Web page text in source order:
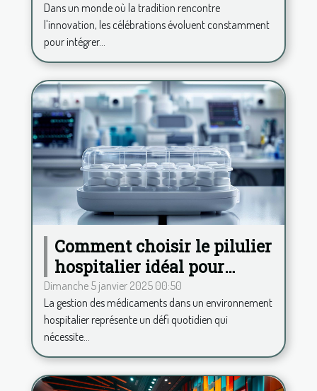
Dans un monde où la tradition rencontre
l'innovation, les célébrations évoluent constamment
pour intégrer...
Comment choisir le pilulier
hospitalier idéal pour
améliorer la gestion des
médicaments
Dimanche 5 janvier 2025 00:50
La gestion des médicaments dans un environnement
hospitalier représente un défi quotidien qui
nécessite...